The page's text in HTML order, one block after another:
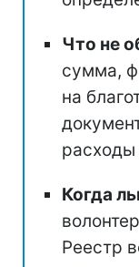
Что не
сумма,
на
расходы
Когда
Реестр